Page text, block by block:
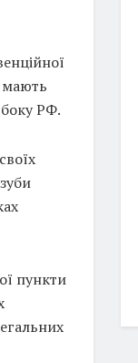
мають
боку РФ.
пункти